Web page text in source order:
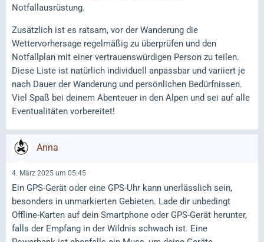
Notfallausrüstung.
Zusätzlich ist es ratsam, vor der Wanderung die
Wettervorhersage regelmäßig zu überprüfen und den
Notfallplan mit einer vertrauenswürdigen Person zu teilen.
Diese Liste ist natürlich individuell anpassbar und variiert je
nach Dauer der Wanderung und persönlichen Bedürfnissen.
Viel Spaß bei deinem Abenteuer in den Alpen und sei auf alle
Eventualitäten vorbereitet!
Anna
4. März 2025 um 05:45
Ein GPS-Gerät oder eine GPS-Uhr kann unerlässlich sein,
besonders in unmarkierten Gebieten. Lade dir unbedingt
Offline-Karten auf dein Smartphone oder GPS-Gerät herunter,
falls der Empfang in der Wildnis schwach ist. Eine